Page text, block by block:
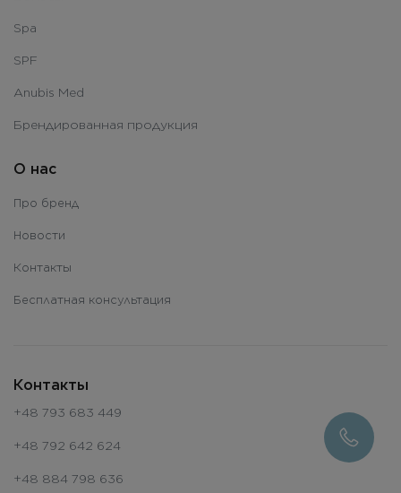
Spa
SPF
Anubis Med
Брендированная продукция
О нас
Про бренд
Новости
Контакты
Бесплатная консультация
Контакты
+48 793 683 449
+48 792 642 624
+48 884 798 636